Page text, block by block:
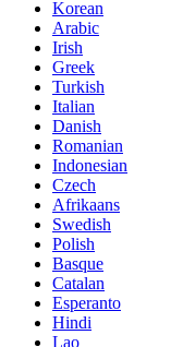
Korean
Arabic
Irish
Greek
Turkish
Italian
Danish
Romanian
Indonesian
Czech
Afrikaans
Swedish
Polish
Basque
Catalan
Esperanto
Hindi
Lao